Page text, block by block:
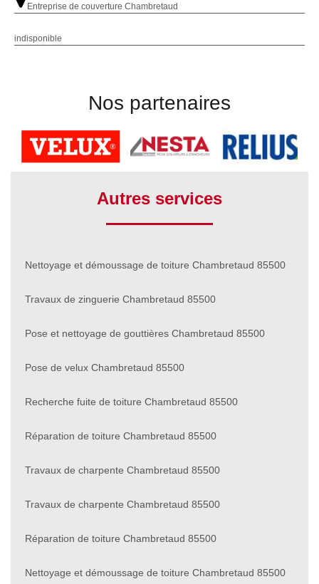
Entreprise de couverture Chambretaud
indisponible
Nos partenaires
Autres services
Nettoyage et démoussage de toiture Chambretaud 85500
Travaux de zinguerie Chambretaud 85500
Pose et nettoyage de gouttières Chambretaud 85500
Pose de velux Chambretaud 85500
Recherche fuite de toiture Chambretaud 85500
Réparation de toiture Chambretaud 85500
Travaux de charpente Chambretaud 85500
Travaux de charpente Chambretaud 85500
Réparation de toiture Chambretaud 85500
Nettoyage et démoussage de toiture Chambretaud 85500